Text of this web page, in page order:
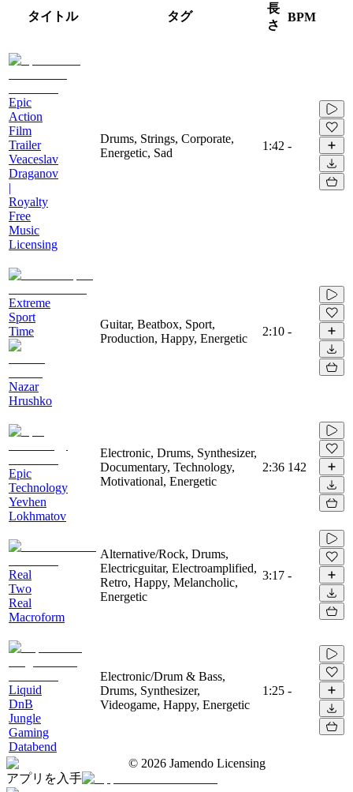
タイトル タグ
長
さ
BPM
Epic
Action
Film
Trailer
Veaceslav
Draganov
|
Royalty
Free
Music
Licensing
Drums, Strings, Corporate,
Energetic, Sad
1:42 -
Extreme
Sport
Time
Nazar
Hrushko
Guitar, Beatbox, Sport,
Production, Happy, Energetic
2:10 -
Epic
Technology
Yevhen
Lokhmatov
Electronic, Drums, Synthesizer,
Documentary, Technology,
Motivational, Energetic
2:36 142
Real
Two
Real
Macroform
Alternative/Rock, Drums,
Electricguitar, Electroamplified,
Retro, Happy, Melancholic,
Energetic
3:17 -
Liquid
DnB
Jungle
Gaming
Databend
Electronic/Drum & Bass,
Drums, Synthesizer,
Videogame, Happy, Energetic
1:25 -
© 2026 Jamendo Licensing
アプリを入手